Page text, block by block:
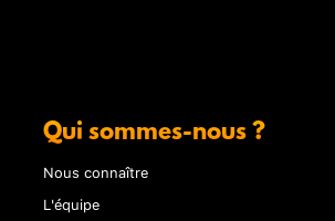
Qui sommes-nous ?
Nous connaître
L'équipe